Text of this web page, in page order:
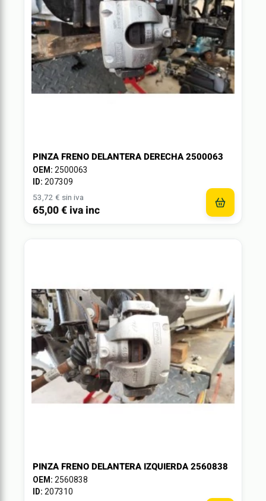
PINZA FRENO DELANTERA DERECHA 2500063
OEM: 2500063
ID: 207309
53,72 € sin iva
65,00 € iva inc
PINZA FRENO DELANTERA IZQUIERDA 2560838
OEM: 2560838
ID: 207310